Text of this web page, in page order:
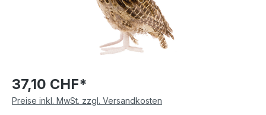
37,10 CHF*
Preise inkl. MwSt. zzgl. Versandkosten